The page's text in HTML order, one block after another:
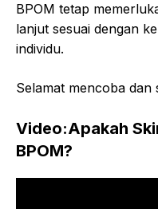
BPOM tetap
lanjut sesuai dengan
individu.
Selamat mencoba dan
Video:Apakah
BPOM?